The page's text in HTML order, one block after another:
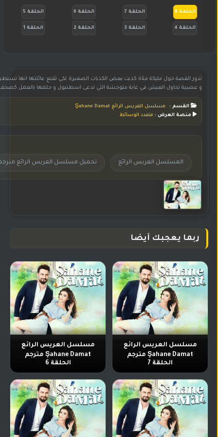
الحلقة 8 الحلقة 7 الحلقة 6 الحلقة 5
الحلقة 4 الحلقة 3 الحلقة 2 الحلقة 1
تدور القصة حول مليكة فتاة كذبت بعض الكذبات الصغيرة لكي تقنع عائلتها انها
و عصبية تحاول العيش في غابة متوحشة التي تدعى اسطنبول و حلمها بالعمل كصحفية
القسم :
مسلسل العريس الرائع Şahane Damat
منصة العرض : متعدد الوسائط
المسلسل العريس الرائع تحميل مسلسل العريس الرائع
ربما يعجبك أيضا
مسلسل العريس الرائع
Şahane Damat مترجم
الحلقة 7
مسلسل العريس الرائع
Şahane Damat مترجم
الحلقة 6